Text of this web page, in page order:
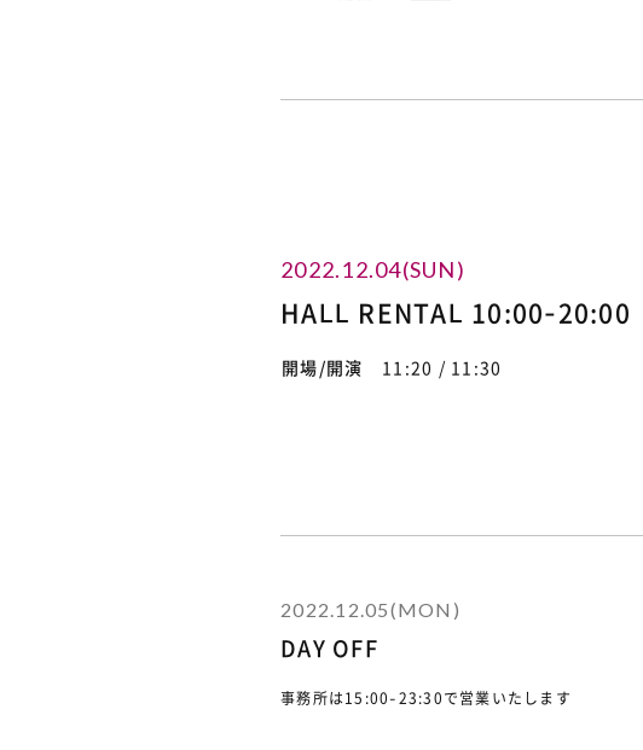
2022.12.04(SUN)
HALL RENTAL 10:00-20:00
開場/開演 11:20 / 11:30
2022.12.05(MON)
DAY OFF
事務所は15:00-23:30で営業いたします